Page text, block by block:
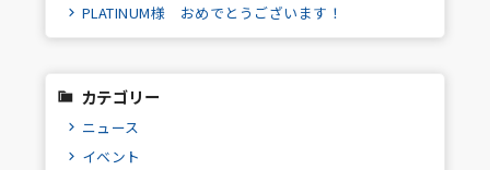
PLATINUM様 おめでとうございます！
カテゴリー
ニュース
イベント